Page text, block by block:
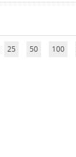
25 50 100